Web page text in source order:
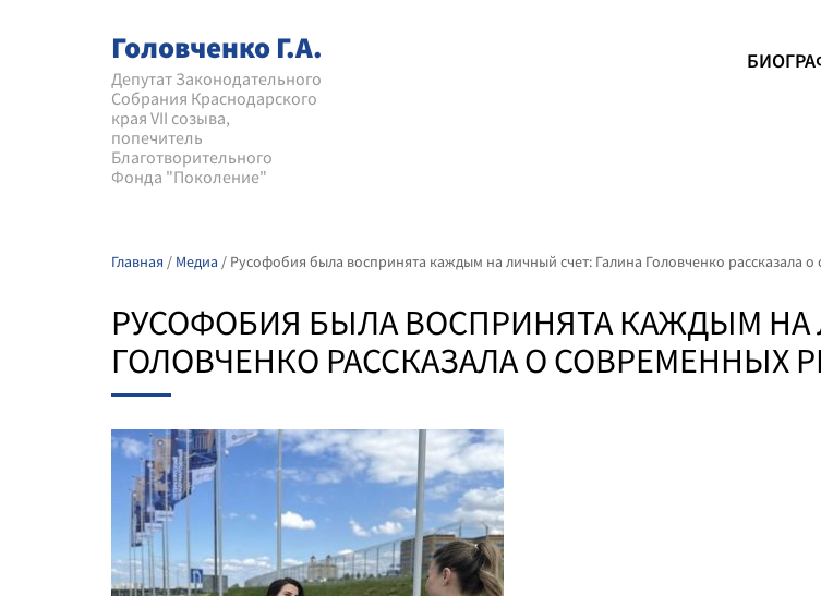
Головченко Г.А.
Депутат Законодательного
Собрания Краснодарского
края VII созыва,
попечитель
Благотворительного
Фонда "Поколение"
Главная / Медиа / Русофобия была воспринята каждым на личный счет: Галина Головченко рассказала
РУСОФОБИЯ БЫЛА ВОСПРИНЯТА КАЖДЫМ НА
ГОЛОВЧЕНКО РАССКАЗАЛА О СОВРЕМЕННЫХ